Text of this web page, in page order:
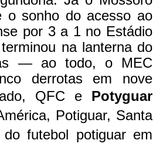
o sonho do acesso ao
por 3 a 1 no Estádio
na lanterna do
— ao todo, o MEC
derrotas em nove
QFC e Potyguar
Potiguar, Santa
futebol potiguar em